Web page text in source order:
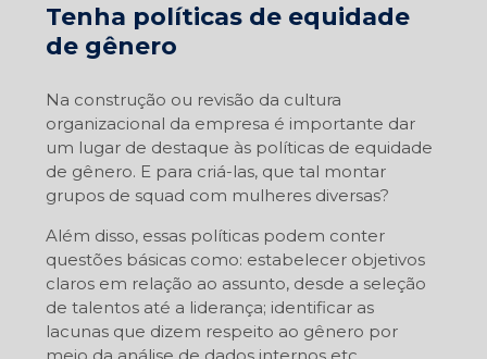
Tenha políticas de equidade
de gênero
Na construção ou revisão da cultura
organizacional da empresa é importante dar
um lugar de destaque às políticas de equidade
de gênero. E para criá-las, que tal montar
grupos de squad com mulheres diversas?
Além disso, essas políticas podem conter
questões básicas como: estabelecer objetivos
claros em relação ao assunto, desde a seleção
de talentos até a liderança; identificar as
lacunas que dizem respeito ao gênero por